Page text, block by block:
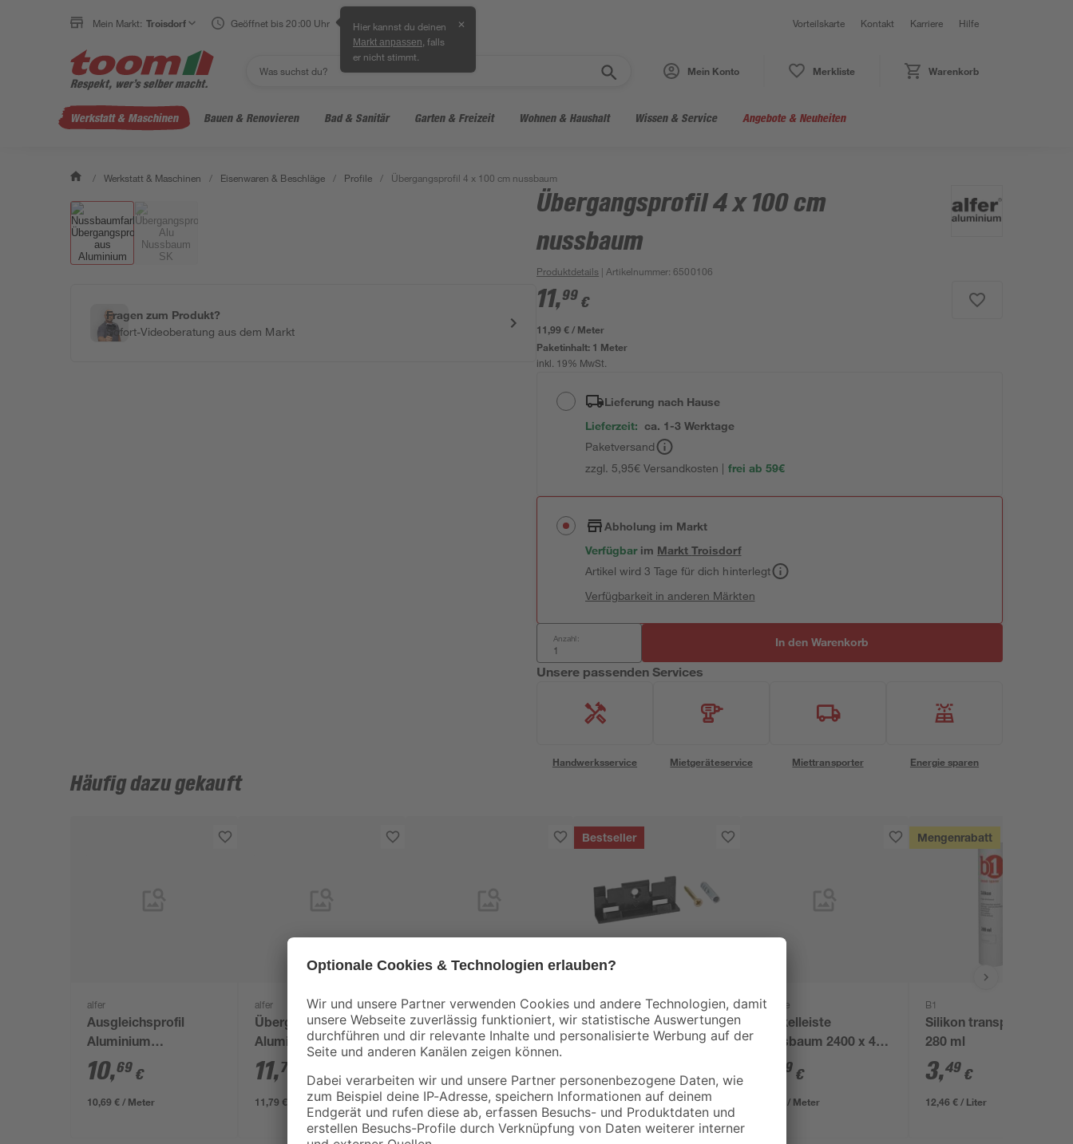
Mein Markt: Troisdorf Geöffnet bis 20:00 Uhr Hier kannst du deinen
Markt anpassen , falls
er nicht stimmt.
✕ Vorteilskarte Kontakt Karriere Hilfe
Mein Konto Merkliste Warenkorb
Werkstatt & Maschinen Bauen & Renovieren Bad & Sanitär Garten & Freizeit Wohnen & Haushalt Wissen & Service Angebote & Neuheiten
/ Werkstatt & Maschinen / Eisenwaren & Beschläge / Profile / Übergangsprofil 4 x 100 cm nussbaum
Fragen zum Produkt?
Sofort-Videoberatung aus dem Markt
Übergangsprofil 4 x 100 cm
nussbaum
Produktdetails | Artikelnummer:6500106
11,99 €
11,99 € / Meter
Paketinhalt: 1 Meter
inkl. 19% MwSt.
Lieferung nach Hause
Lieferzeit: ca. 1-3 Werktage
Paketversand
zzgl. 5,95€ Versandkosten | frei ab 59€
Abholung im Markt
Verfügbar im MarktTroisdorf
Artikel wird 3 Tage für dich hinterlegt
Verfügbarkeit in anderen Märkten
Anzahl: In den Warenkorb
Unsere passenden Services
Handwerksservice Mietgeräteservice Miettransporter Energie sparen
Häufig dazu gekauft
alfer
Ausgleichsprofil
Aluminium
nussbaumfarben 38,5
x 5 mm
10,69 €
10,69 € / Meter
alfer
Übergangsprofil
Aluminium
nussbaumfarben 1000
x 37 mm
11,79
11,79 € / Meter
Kosche
Clip-Sockelleiste
gerade 2400 x 58 x 16
mm Lapacho
Chocolate
10, €
4,58 € / Meter
Bestseller
toom
Clips für
Sockelleisten 'Nr. 1'
8, €
Kosche
Sockelleiste
Nussbaum 2400 x 45
x 20 mm
99 €
3,33 € / Meter
Mengenrabatt
B1
Silikon transparent
280 ml
3,49 €
12,46 € / Liter